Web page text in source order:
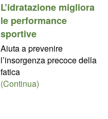
L’idratazione migliora
le performance
sportive
Aiuta a prevenire
l’insorgenza precoce della
fatica
(Continua)